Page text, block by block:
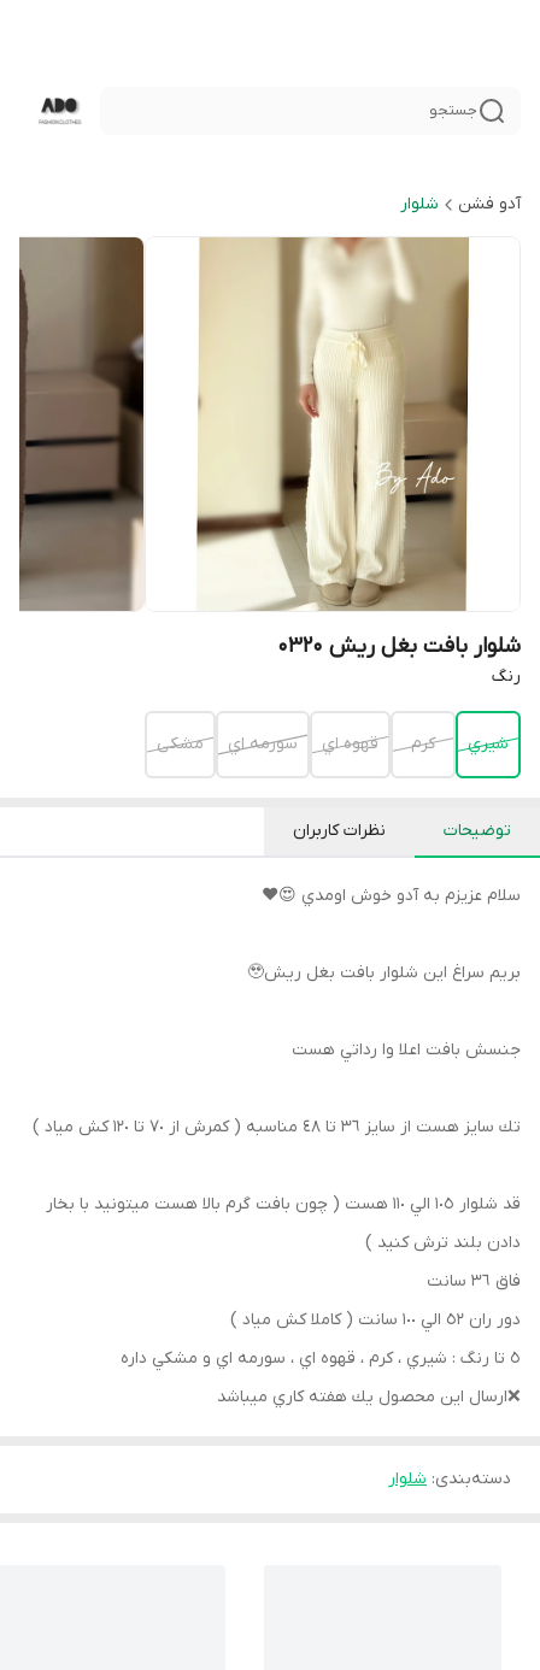
جستجو
آدو فشن شلوار
شلوار بافت بغل ریش 0320
رنگ
شيري كرم قهوه اي سورمه اي مشكى
توضیحات نظرات کاربران
سلام عزيزم به آدو خوش اومدي 😍♥️
بريم سراغ اين شلوار بافت بغل ريش🥹
جنسش بافت اعلا وا رداتي هست
تك سايز هست از سايز ٣٦ تا ٤٨ مناسبه ( كمرش از ٧٠ تا ١٢٠ كش مياد )
قد شلوار ١٠٥ الي ١١٠ هست ( چون بافت گرم بالا هست ميتونيد با بخار
دادن بلند ترش كنيد )
فاق ٣٦ سانت
دور ران ٥٢ الي ١٠٠ سانت ( كاملا كش مياد )
٥ تا رنگ : شيري ، كرم ، قهوه اي ، سورمه اي و مشكي داره
❌ارسال اين محصول يك هفته كاري ميباشد
دسته‌بندی: شلوار